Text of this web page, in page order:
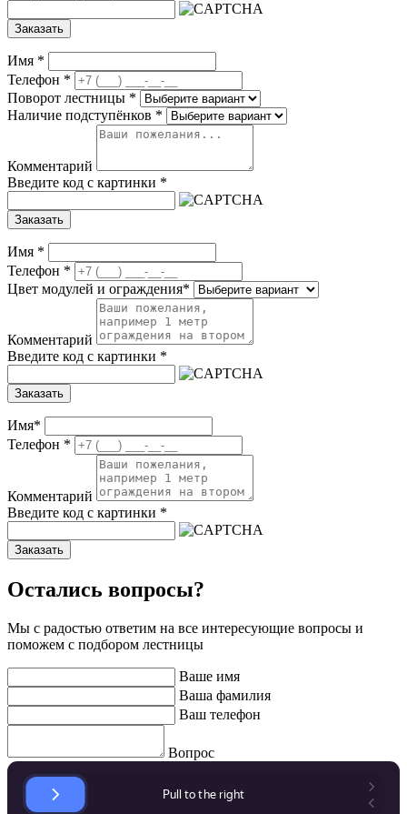
Заказать
Имя *
Телефон *
Поворот лестницы *
Наличие подступёнков *
Комментарий
Введите код с картинки *
Заказать
Имя *
Телефон *
Цвет модулей и ограждения*
Комментарий
Введите код с картинки *
Заказать
Имя*
Телефон *
Комментарий
Введите код с картинки *
Заказать
Остались вопросы?
Мы с радостью ответим на все интересующие вопросы и
поможем с подбором лестницы
Ваше имя
Ваша фамилия
Ваш телефон
Вопрос